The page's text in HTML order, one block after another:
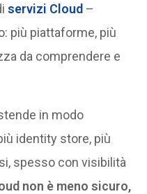
servizi Cloud –
più piattaforme, più
da comprendere e
in modo
identity store, più
spesso con visibilità
non è meno sicuro,